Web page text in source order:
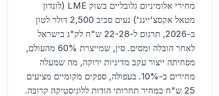
מחירי אלומיניום גלובליים בשוק LME (לונדון
מטאל אקסצ'יינג') נעים סביב 2,500 דולר לטון
ב-2026, תרגום ל-22-28 ש"ח לק"ג בישראל
לאחר הובלה ומסים. סין, שמייצרת 60% מהעולם,
מפחיתה ייצור עקב מדיניות ירוקה, מה שמעלה
מחירים ב-10%. בעפולה, ספקים מקומיים מציעים
25 ש"ח כמחיר תחרותי הודות ללוגיסטיקה קרובה.